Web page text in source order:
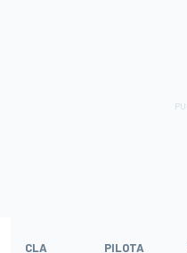
CLA PILOTA